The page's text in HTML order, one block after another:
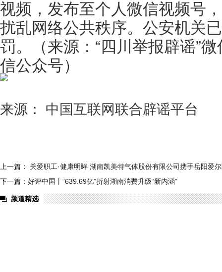
视频，发布至个人微信视频号
扰乱网络公共秩序。公安机关
罚。（来源：“四川举报辟谣”
信公众号）
来源： 中国互联网联合辟谣平台
上一篇： 关爱职工·健康明眸 湖南凯美特气体股份有限公司携手岳阳爱
下一篇： 好评中国丨“639.69亿”折射湖南消费升级“新内涵”
频道精选